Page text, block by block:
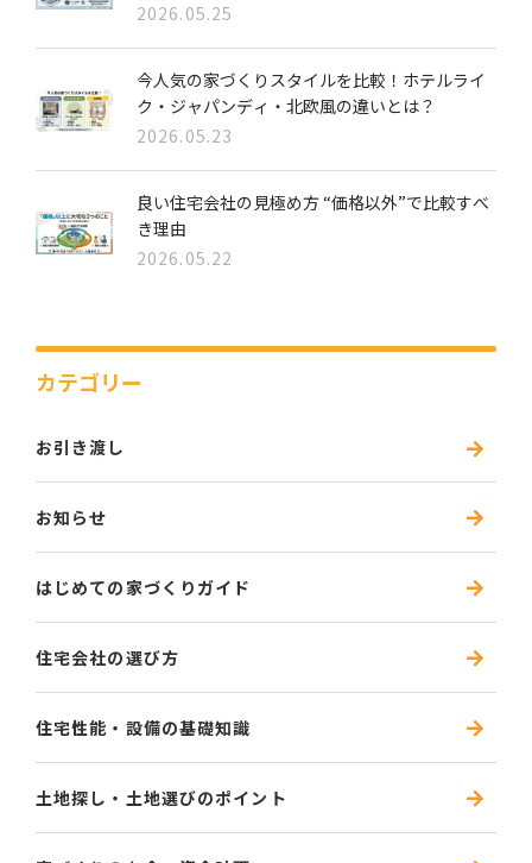
2026.05.25
今人気の家づくりスタイルを比較！ホテルライ
ク・ジャパンディ・北欧風の違いとは？
2026.05.23
良い住宅会社の見極め方 “価格以外”で比較すべ
き理由
2026.05.22
カテゴリー
お引き渡し
お知らせ
はじめての家づくりガイド
住宅会社の選び方
住宅性能・設備の基礎知識
土地探し・土地選びのポイント